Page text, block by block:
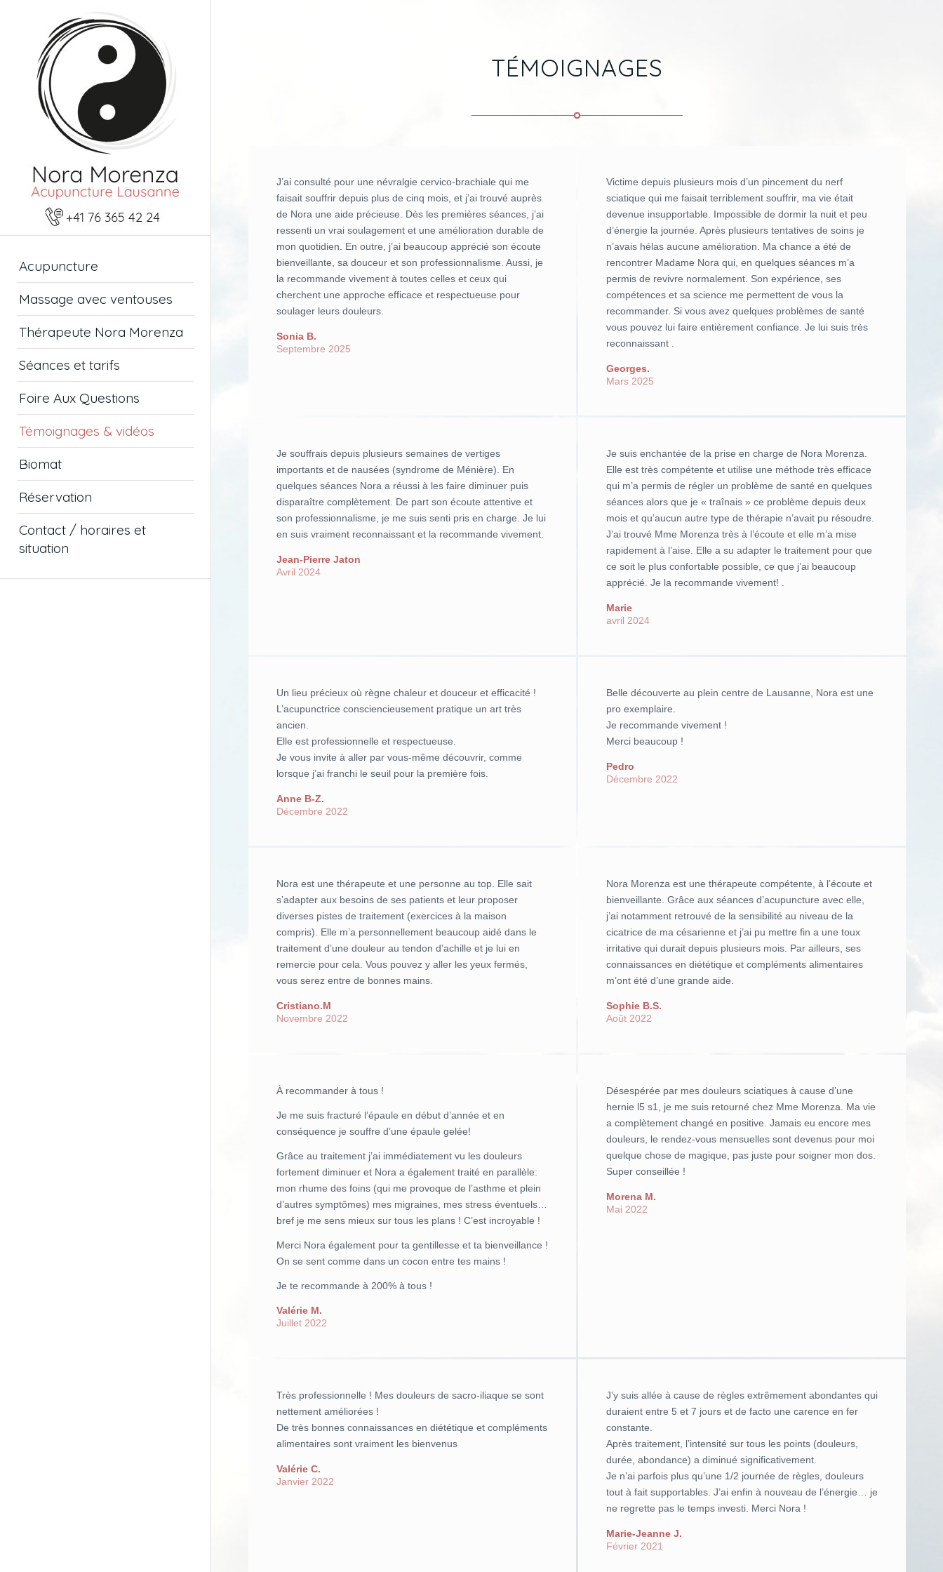
Acupuncture
Massage avec ventouses
Thérapeute Nora Morenza
Séances et tarifs
Foire Aux Questions
Témoignages & vidéos
Biomat
Réservation
Contact / horaires et
situation
TÉMOIGNAGES
J’ai consulté pour une névralgie cervico-brachiale qui me
faisait souffrir depuis plus de cinq mois, et j’ai trouvé auprès
de Nora une aide précieuse. Dès les premières séances, j’ai
ressenti un vrai soulagement et une amélioration durable de
mon quotidien. En outre, j’ai beaucoup apprécié son écoute
bienveillante, sa douceur et son professionnalisme. Aussi, je
la recommande vivement à toutes celles et ceux qui
cherchent une approche efficace et respectueuse pour
soulager leurs douleurs.
Sonia B.
Septembre 2025
Victime depuis plusieurs mois d’un pincement du nerf
sciatique qui me faisait terriblement souffrir, ma vie était
devenue insupportable. Impossible de dormir la nuit et peu
d’énergie la journée. Après plusieurs tentatives de soins je
n’avais hélas aucune amélioration. Ma chance a été de
rencontrer Madame Nora qui, en quelques séances m’a
permis de revivre normalement. Son expérience, ses
compétences et sa science me permettent de vous la
recommander. Si vous avez quelques problèmes de santé
vous pouvez lui faire entièrement confiance. Je lui suis très
reconnaissant .
Georges.
Mars 2025
Je souffrais depuis plusieurs semaines de vertiges
importants et de nausées (syndrome de Ménière). En
quelques séances Nora a réussi à les faire diminuer puis
disparaître complètement. De part son écoute attentive et
son professionnalisme, je me suis senti pris en charge. Je lui
en suis vraiment reconnaissant et la recommande vivement.
Jean-Pierre Jaton
Avril 2024
Je suis enchantée de la prise en charge de Nora Morenza.
Elle est très compétente et utilise une méthode très efficace
qui m’a permis de régler un problème de santé en quelques
séances alors que je « traînais » ce problème depuis deux
mois et qu’aucun autre type de thérapie n’avait pu résoudre.
J’ai trouvé Mme Morenza très à l’écoute et elle m’a mise
rapidement à l’aise. Elle a su adapter le traitement pour que
ce soit le plus confortable possible, ce que j’ai beaucoup
apprécié. Je la recommande vivement! .
Marie
avril 2024
Un lieu précieux où règne chaleur et douceur et efficacité !
L’acupunctrice consciencieusement pratique un art très
ancien.
Elle est professionnelle et respectueuse.
Je vous invite à aller par vous-même découvrir, comme
lorsque j’ai franchi le seuil pour la première fois.
Anne B-Z.
Décembre 2022
Belle découverte au plein centre de Lausanne, Nora est une
pro exemplaire.
Je recommande vivement !
Merci beaucoup !
Pedro
Décembre 2022
Nora est une thérapeute et une personne au top. Elle sait
s’adapter aux besoins de ses patients et leur proposer
diverses pistes de traitement (exercices à la maison
compris). Elle m’a personnellement beaucoup aidé dans le
traitement d’une douleur au tendon d’achille et je lui en
remercie pour cela. Vous pouvez y aller les yeux fermés,
vous serez entre de bonnes mains.
Cristiano.M
Novembre 2022
Nora Morenza est une thérapeute compétente, à l’écoute et
bienveillante. Grâce aux séances d’acupuncture avec elle,
j’ai notamment retrouvé de la sensibilité au niveau de la
cicatrice de ma césarienne et j’ai pu mettre fin a une toux
irritative qui durait depuis plusieurs mois. Par ailleurs, ses
connaissances en diététique et compléments alimentaires
m’ont été d’une grande aide.
Sophie B.S.
Août 2022
À recommander à tous !
Je me suis fracturé l’épaule en début d’année et en
conséquence je souffre d’une épaule gelée!
Grâce au traitement j’ai immédiatement vu les douleurs
fortement diminuer et Nora a également traité en parallèle:
mon rhume des foins (qui me provoque de l’asthme et plein
d’autres symptômes) mes migraines, mes stress éventuels…
bref je me sens mieux sur tous les plans ! C’est incroyable !
Merci Nora également pour ta gentillesse et ta bienveillance !
On se sent comme dans un cocon entre tes mains !
Je te recommande à 200% à tous !
Valérie M.
Juillet 2022
Désespérée par mes douleurs sciatiques à cause d’une
hernie l5 s1, je me suis retourné chez Mme Morenza. Ma vie
a complètement changé en positive. Jamais eu encore mes
douleurs, le rendez-vous mensuelles sont devenus pour moi
quelque chose de magique, pas juste pour soigner mon dos.
Super conseillée !
Morena M.
Mai 2022
Très professionnelle ! Mes douleurs de sacro-iliaque se sont
nettement améliorées !
De très bonnes connaissances en diététique et compléments
alimentaires sont vraiment les bienvenus
Valérie C.
Janvier 2022
J’y suis allée à cause de règles extrêmement abondantes qui
duraient entre 5 et 7 jours et de facto une carence en fer
constante.
Après traitement, l’intensité sur tous les points (douleurs,
durée, abondance) a diminué significativement.
Je n’ai parfois plus qu’une 1/2 journée de règles, douleurs
tout à fait supportables. J’ai enfin à nouveau de l’énergie… je
ne regrette pas le temps investi. Merci Nora !
Marie-Jeanne J.
Février 2021